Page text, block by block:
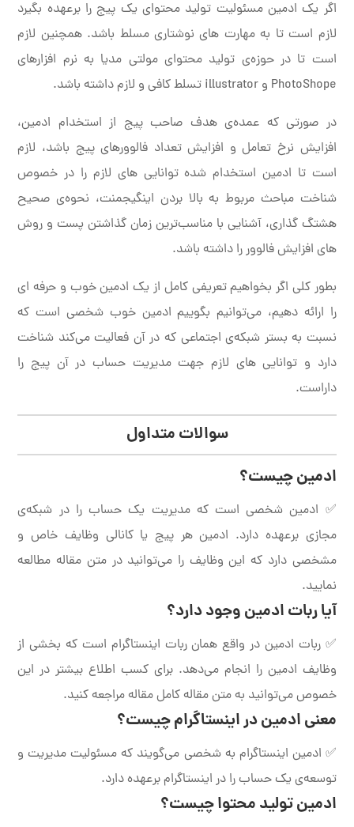
اگر یک ادمین مسئولیت تولید محتوای یک پیج را برعهده بگیرد
لازم است تا به مهارت های نوشتاری مسلط باشد. همچنین لازم
است تا در حوزه‌ی تولید محتوای مولتی مدیا به نرم افزارهای
PhotoShope و illustrator تسلط کافی و لازم داشته باشد.
در صورتی که عمده‌ی هدف صاحب پیج از استخدام ادمین،
افزایش نرخ تعامل و افزایش تعداد فالوورهای پیج باشد، لازم
است تا ادمین استخدام شده توانایی های لازم را در خصوص
شناخت مباحث مربوط به بالا بردن اینگیجمنت، نحوه‌ی صحیح
هشتگ گذاری، آشنایی با مناسب‌ترین زمان گذاشتن پست و روش
های افزایش فالوور را داشته باشد.
بطور کلی اگر بخواهیم تعریفی کامل از یک ادمین خوب و حرفه ای
را ارائه دهیم، می‌توانیم بگوییم ادمین خوب شخصی است که
نسبت به بستر شبکه‌ی اجتماعی که در آن فعالیت می‌کند شناخت
دارد و توانایی های لازم جهت مدیریت حساب در آن پیج را
داراست.
سوالات متداول
ادمین چیست؟
✅ ادمین شخصی است که مدیریت یک حساب را در شبکه‌ی
مجازی برعهده دارد. ادمین هر پیج یا کانالی وظایف خاص و
مشخصی دارد که این وظایف را می‌توانید در متن مقاله مطالعه
نمایید.
آیا ربات ادمین وجود دارد؟
✅ ربات ادمین در واقع همان ربات اینستاگرام است که بخشی از
وظایف ادمین را انجام می‌دهد. برای کسب اطلاع بیشتر در این
خصوص می‌توانید به متن مقاله کامل مقاله مراجعه کنید.
معنی ادمین در اینستاگرام چیست؟
✅ ادمین اینستاگرام به شخصی می‌گویند که مسئولیت مدیریت و
توسعه‌ی یک حساب را در اینستاگرام برعهده دارد.
ادمین تولید محتوا چیست؟